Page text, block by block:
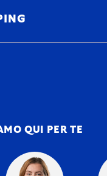
QUI PER TE